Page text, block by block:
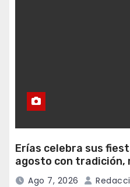
Erías celebra sus
agosto con tradición,
vecinal
Ago 7, 2026